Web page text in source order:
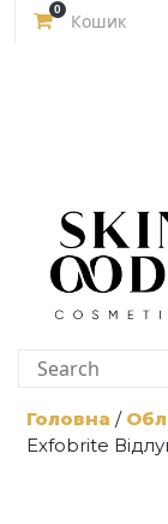
Skip
0
Кошик
Головна /
Exfobrite